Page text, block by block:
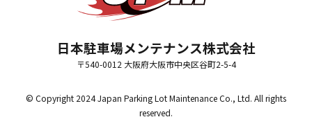
日本駐車場メンテナンス株式会社
〒540-0012 大阪府大阪市中央区谷町2-5-4
© Copyright 2024 Japan Parking Lot Maintenance Co., Ltd. All rights
reserved.